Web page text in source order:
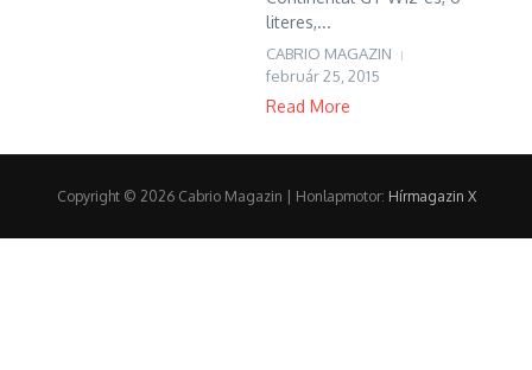
literes,...
CABRIO MAGAZIN
február 25, 2015
Read More
Copyright © 2026 Cabrio Magazin | Honlapmotor: Hírmagazin X